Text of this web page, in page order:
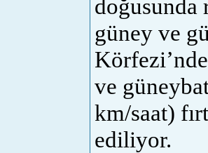
doğusunda
güney ve
ve
km/saat)
ediliyor.